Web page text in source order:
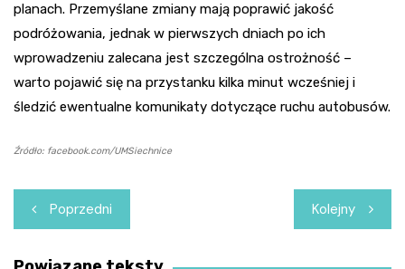
planach. Przemyślane zmiany mają poprawić jakość
podróżowania, jednak w pierwszych dniach po ich
wprowadzeniu zalecana jest szczególna ostrożność –
warto pojawić się na przystanku kilka minut wcześniej i
śledzić ewentualne komunikaty dotyczące ruchu autobusów.
Źródło: facebook.com/UMSiechnice
Nawigacja
wpisu
Poprzedni Kolejny